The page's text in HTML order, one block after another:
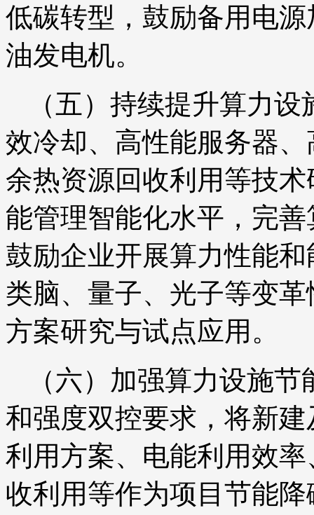
低碳转型，鼓励备用电
油发电机。
（五）持续提升算力
效冷却、高性能服务器
余热资源回收利用等技
能管理智能化水平，完
鼓励企业开展算力性能
类脑、量子、光子等变
方案研究与试点应用。
（六）加强算力设施
和强度双控要求，将新
利用方案、电能利用效
收利用等作为项目节能